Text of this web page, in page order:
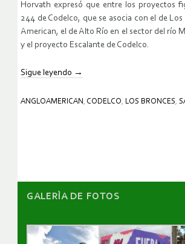
Horvath expresó que entre los proyectos
244 de Codelco, que se asocia con el de
American, el de Alto Río en el sector del río
y el proyecto Escalante de Codelco.
Sigue leyendo →
ANGLOAMERICAN , CODELCO, LOS BRONCES,
GALERÌA DE FOTOS